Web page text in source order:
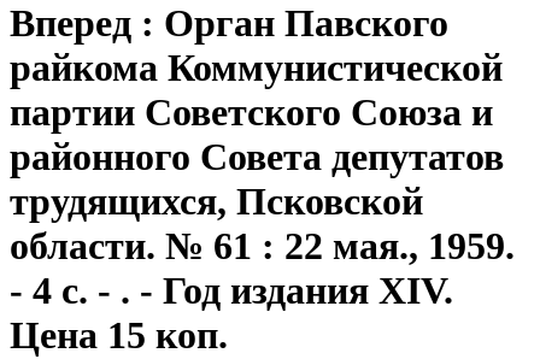
Вперед : Орган Павского
райкома Коммунистической
партии Советского Союза и
районного Совета депутатов
трудящихся, Псковской
области. № 61 : 22 мая., 1959.
- 4 с. - . - Год издания XIV.
Цена 15 коп.